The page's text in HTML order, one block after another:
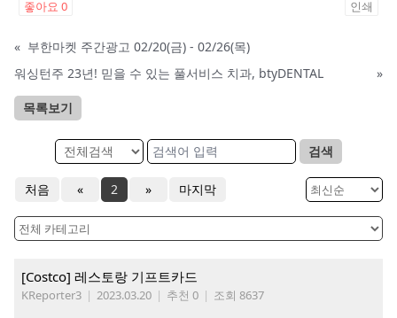
좋아요 0 인쇄
« 부한마켓 주간광고 02/20(금) - 02/26(목)
워싱턴주 23년! 믿을 수 있는 풀서비스 치과, btyDENTAL
»
목록보기
검색
처음 « 2 » 마지막
[Costco] 레스토랑 기프트카드
KReporter3 | 2023.03.20 | 추천 0 | 조회 8637